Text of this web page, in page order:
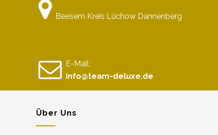
Beesem Kreis Lüchow Dannenberg
E-Mail:
info@team-deluxe.de
Über Uns